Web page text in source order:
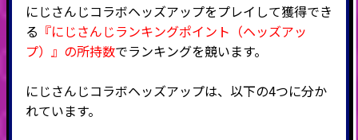
にじさんじコラボヘッズアップをプレイして獲得でき
る 『にじさんじランキングポイント（ヘッズアッ
プ）』の所持数でランキングを競います。
にじさんじコラボヘッズアップは、以下の4つに分か
れています。